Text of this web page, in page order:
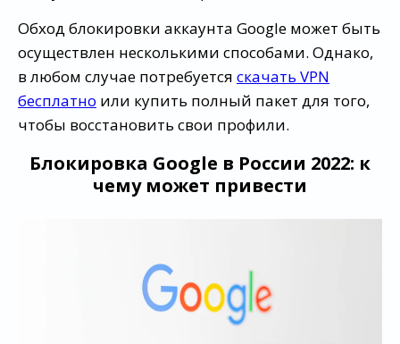
Обход блокировки аккаунта Google может быть
осуществлен несколькими способами. Однако,
в любом случае потребуется скачать VPN
бесплатно или купить полный пакет для того,
чтобы восстановить свои профили.
Блокировка Google в России 2022: к
чему может привести